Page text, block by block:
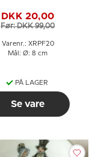
Västerbotten
DKK 20,00
Før: DKK 99,00
Varenr.: XRPF20
Mål: Ø: 8 cm
PÅ LAGER
Se vare